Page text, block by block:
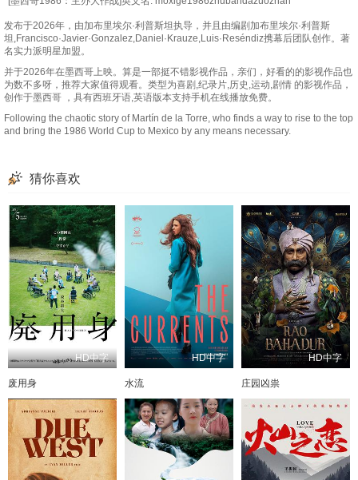
发布于2026年，由加布里埃尔·利普斯坦执导，并且由编剧加布里埃尔·利普斯
坦,Francisco·Javier·Gonzalez,Daniel·Krauze,Luis·Reséndiz携幕后团队创作。著
名实力派明星加盟。
并于2026年在墨西哥上映。算是一部挺不错影视作品，亲们，好看的的影视作品也
为数不多呀，推荐大家值得观看。类型为喜剧,纪录片,历史,运动,剧情 的影视作品，
创作于墨西哥 ，具有西班牙语,英语版本支持手机在线播放免费。
Following the chaotic story of Martín de la Torre, who finds a way to rise to the top
and bring the 1986 World Cup to Mexico by any means necessary.
猜你喜欢
HD中字
废用身
HD中字
水流
HD中字
庄园凶祟